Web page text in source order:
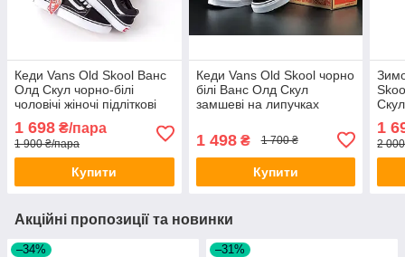
Кеди Vans Old Skool Ванс
Олд Скул чорно-білі
чоловічі жіночі підліткові
1 698 ₴/пара
1 900 ₴/пара
Купити
Кеди Vans Old Skool чорно
білі Ванс Олд Скул
замшеві на липучках
1 498₴ 1 700 ₴
Купити
1
2
Акційні пропозиції та новинки
–34% –31%